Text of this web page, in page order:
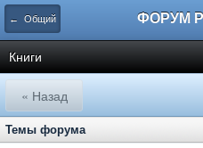
← Общий
Книги
« Назад
Темы форума